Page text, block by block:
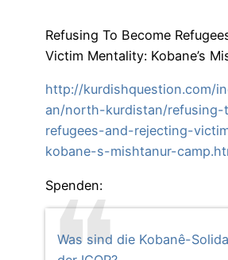
Refusing To Become
Victim Mentality: Kobane’s
http://kurdishquestion.com/
an/north-kurdistan/refusing-
refugees-and-rejecting-
kobane-s-mishtanur-
Spenden:
Was sind die Kobanê-